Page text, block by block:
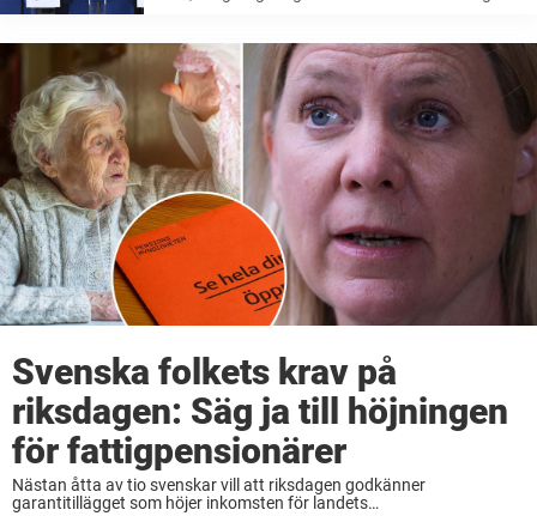
Svenska folkets krav på
riksdagen: Säg ja till höjningen
för fattigpensionärer
Nästan åtta av tio svenskar vill att riksdagen godkänner
garantitillägget som höjer inkomsten för landets